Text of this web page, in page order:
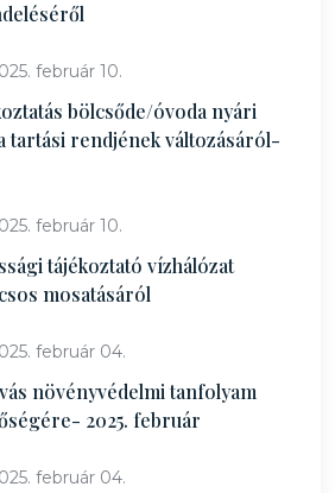
február 10.
bölcsőde/óvoda nyári
tartási rendjének változásáról-
február 10.
tájékoztató vízhálózat
mosatásáról
február 04.
növényvédelmi tanfolyam
2025. február
február 04.